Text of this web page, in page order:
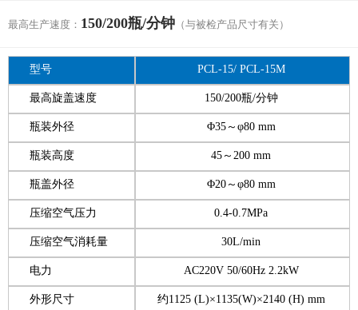
最高生产速度： 150/200瓶/分钟 （与被检产品尺寸有关）
型号 PCL-15/ PCL-15M
最高旋盖速度 150/200瓶/分钟
瓶装外径 Φ35～φ80 mm
瓶装高度 45～200 mm
瓶盖外径 Φ20～φ80 mm
压缩空气压力 0.4-0.7MPa
压缩空气消耗量 30L/min
电力 AC220V 50/60Hz 2.2kW
外形尺寸 约1125 (L)×1135(W)×2140 (H) mm